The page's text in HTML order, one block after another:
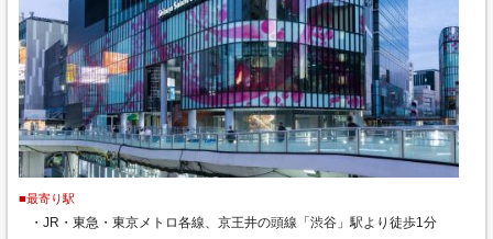
■最寄り駅
・JR・東急・東京メトロ各線、京王井の頭線「渋谷」駅より徒歩1分